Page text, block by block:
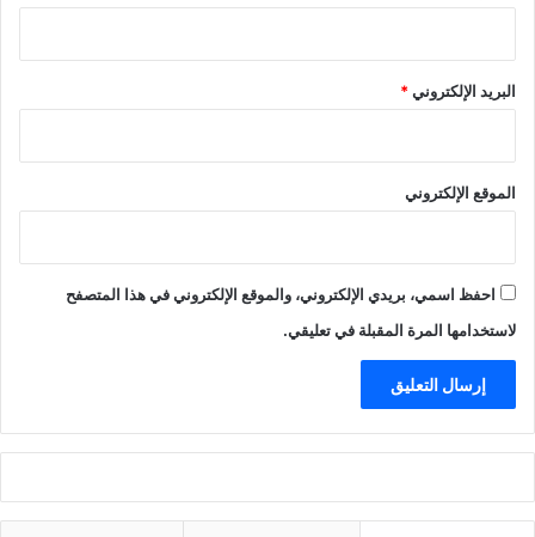
البريد الإلكتروني*
الموقع الإلكتروني
احفظ اسمي، بريدي الإلكتروني، والموقع الإلكتروني في هذا المتصفح
لاستخدامها المرة المقبلة في تعليقي.